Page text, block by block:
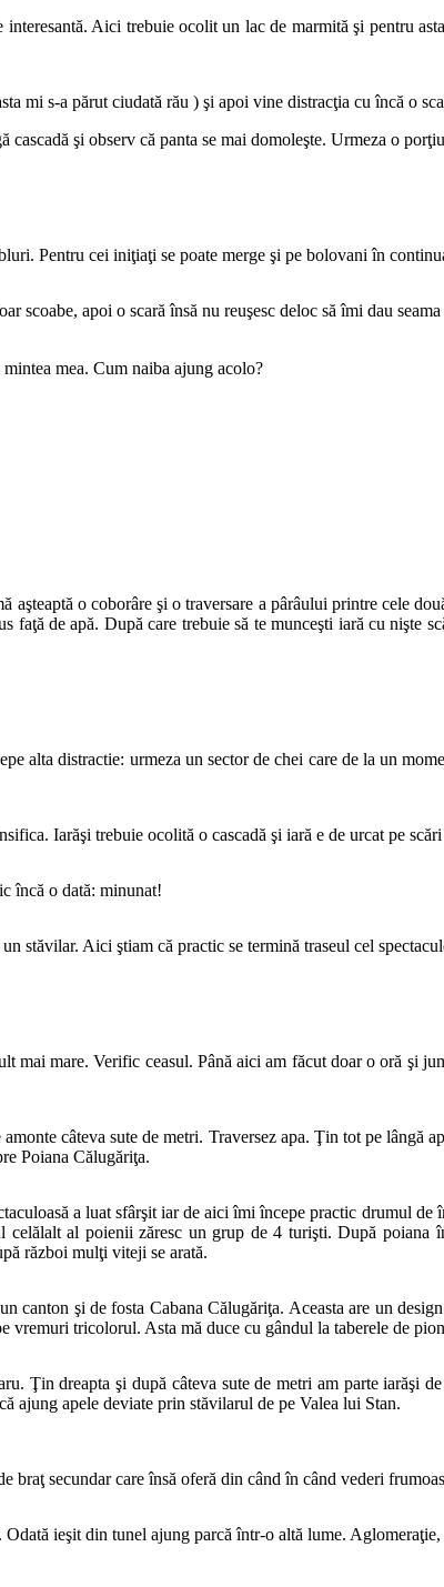
Aici trebuie ocolit un lac de marmită şi pentru
mi s-a părut ciudată rău ) şi apoi vine distracţia cu încă o
şi observ că panta se mai domoleşte. Urmeza o
Pentru cei iniţiaţi se poate merge şi pe bolovani în
scoabe, apoi o scară însă nu reuşesc deloc să îmi dau
mea. Cum naiba ajung acolo?
o coborâre şi o traversare a pârâului printre cele
faţă de apă. După care trebuie să te munceşti iară cu nişte
alta distractie: urmeza un sector de chei care de la un
Iarăşi trebuie ocolită o cascadă şi iară e de urcat pe
încă o dată: minunat!
stăvilar. Aici ştiam că practic se termină traseul cel
mai mare. Verific ceasul. Până aici am făcut doar o oră şi
câteva sute de metri. Traversez apa. Ţin tot pe lângă
Poiana Călugăriţa.
a luat sfârşit iar de aici îmi începe practic drumul
al poienii zăresc un grup de 4 turişti. După
război mulţi viteji se arată.
canton şi de fosta Cabana Călugăriţa. Aceasta are un
vremuri tricolorul. Asta mă duce cu gândul la taberele de
Ţin dreapta şi după câteva sute de metri am parte iarăşi
ajung apele deviate prin stăvilarul de pe Valea lui Stan.
secundar care însă oferă din când în când vederi
ieşit din tunel ajung parcă într-o altă lume.